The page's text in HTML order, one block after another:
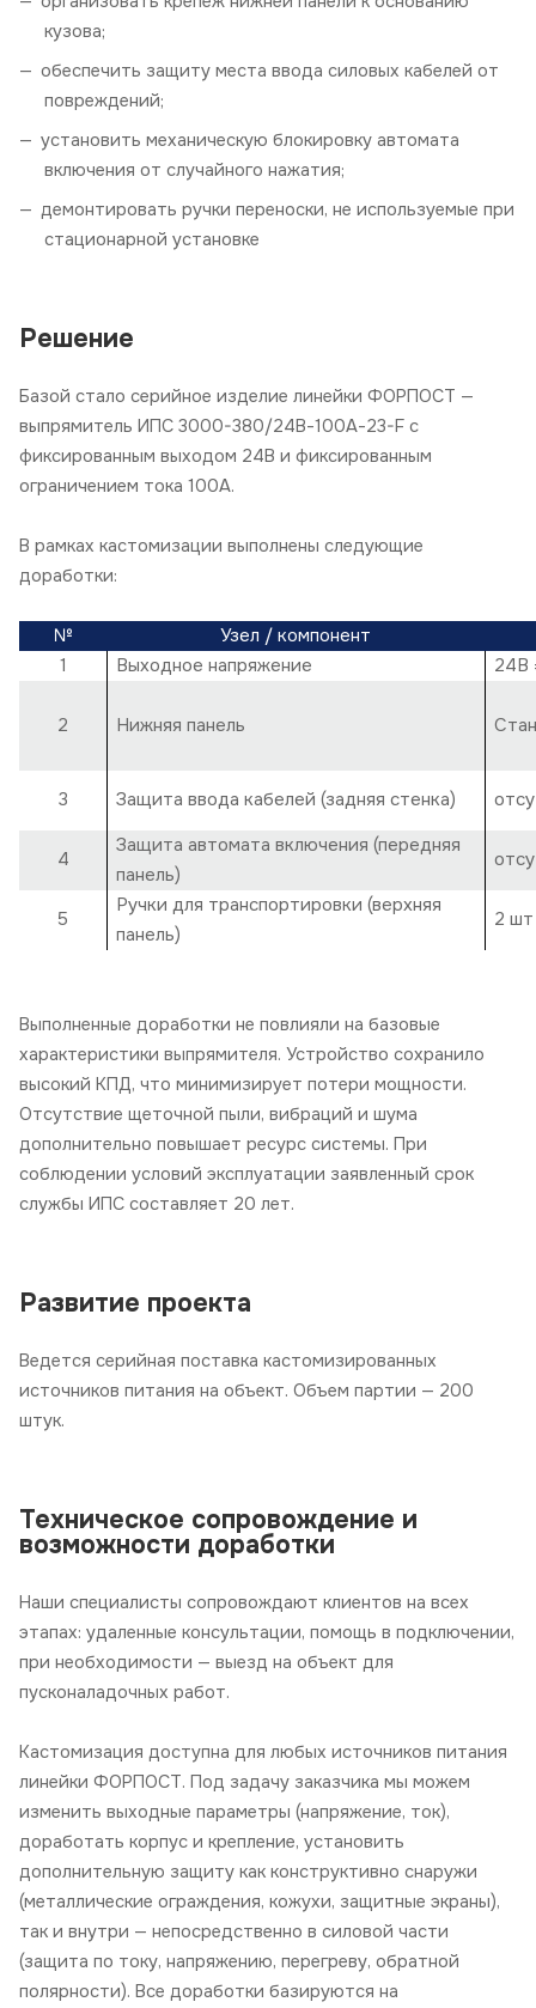
кузова;
обеспечить защиту места ввода силовых кабелей от
повреждений;
установить механическую блокировку автомата
включения от случайного нажатия;
демонтировать ручки переноски, не используемые при
стационарной установке
Решение
Базой стало серийное изделие линейки ФОРПОСТ —
выпрямитель ИПС 3000-380/24В-100А-23-F с
фиксированным выходом 24В и фиксированным
ограничением тока 100А.
В рамках кастомизации выполнены следующие
доработки:
№
Узел / компонент
1
Выходное напряжение 24В
2 Нижняя панель
3 Защита ввода кабелей (задняя стенка)
4
Защита автомата включения (передняя
панель)
5
Ручки для транспортировки (верхняя
панель)
2 шт
Выполненные доработки не повлияли на базовые
характеристики выпрямителя. Устройство сохранило
высокий КПД, что минимизирует потери мощности.
Отсутствие щеточной пыли, вибраций и шума
дополнительно повышает ресурс системы. При
соблюдении условий эксплуатации заявленный срок
службы ИПС составляет 20 лет.
Развитие проекта
Ведется серийная поставка кастомизированных
источников питания на объект. Объем партии — 200
штук.
Техническое сопровождение и
возможности доработки
Наши специалисты сопровождают клиентов на всех
этапах: удаленные консультации, помощь в подключении,
при необходимости — выезд на объект для
пусконаладочных работ.
Кастомизация доступна для любых источников питания
линейки ФОРПОСТ. Под задачу заказчика мы можем
изменить выходные параметры (напряжение, ток),
доработать корпус и крепление, установить
дополнительную защиту как конструктивно снаружи
(металлические ограждения, кожухи, защитные экраны),
так и внутри — непосредственно в силовой части
(защита по току, напряжению, перегреву, обратной
полярности). Все доработки базируются на